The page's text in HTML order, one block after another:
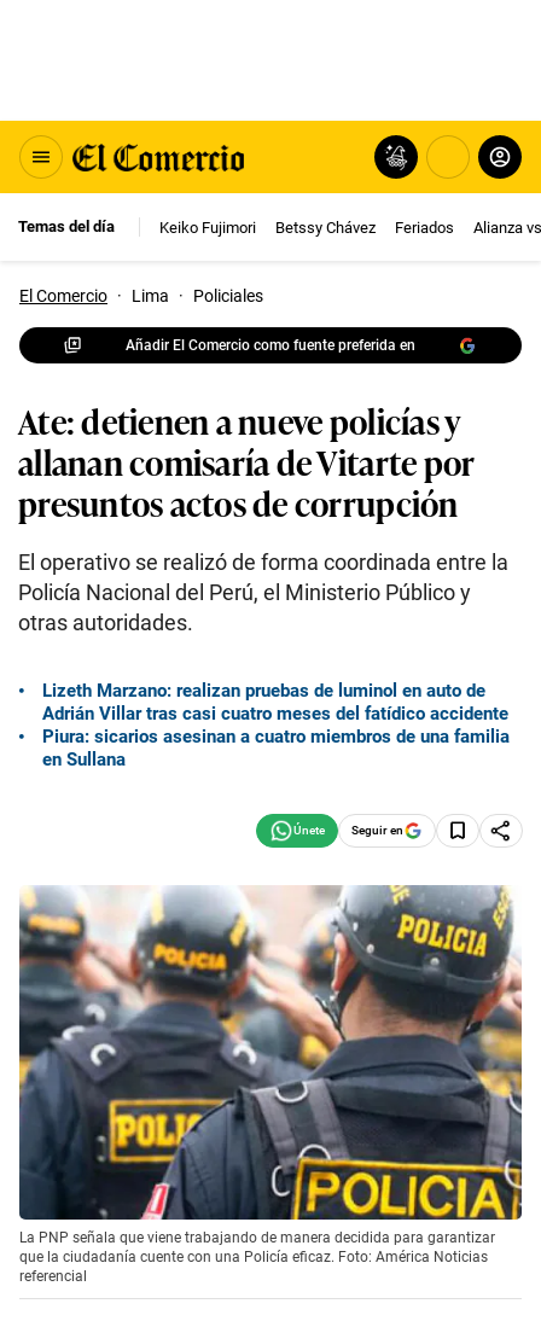
Temas del día Keiko Fujimori Betssy Chávez Feriados Alianza
El Comercio · Lima · Policiales
Añadir El Comercio como fuente preferida en
Ate: detienen a nueve policías y
allanan comisaría de Vitarte por
presuntos actos de corrupción
El operativo se realizó de forma coordinada entre la
Policía Nacional del Perú, el Ministerio Público y
otras autoridades.
Lizeth Marzano: realizan pruebas de luminol en auto de
Adrián Villar tras casi cuatro meses del fatídico accidente
Piura: sicarios asesinan a cuatro miembros de una familia
en Sullana
Seguir en
La PNP señala que viene trabajando de manera decidida para garantizar
que la ciudadanía cuente con una Policía eficaz. Foto: América Noticias
referencial